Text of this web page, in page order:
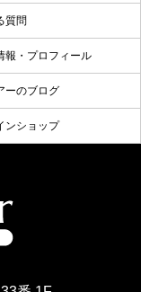
質問
報・プロフィール
ーのブログ
ンショップ